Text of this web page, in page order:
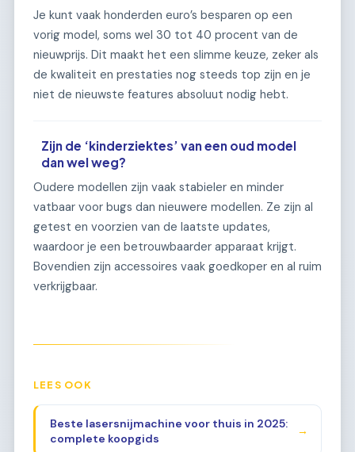
Je kunt vaak honderden euro’s besparen op een
vorig model, soms wel 30 tot 40 procent van de
nieuwprijs. Dit maakt het een slimme keuze, zeker als
de kwaliteit en prestaties nog steeds top zijn en je
niet de nieuwste features absoluut nodig hebt.
Zijn de ‘kinderziektes’ van een oud model
dan wel weg?
Oudere modellen zijn vaak stabieler en minder
vatbaar voor bugs dan nieuwere modellen. Ze zijn al
getest en voorzien van de laatste updates,
waardoor je een betrouwbaarder apparaat krijgt.
Bovendien zijn accessoires vaak goedkoper en al ruim
verkrijgbaar.
LEES OOK
Beste lasersnijmachine voor thuis in 2025:
complete koopgids
→